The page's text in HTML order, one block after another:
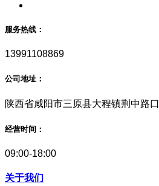
服务热线：
13991108869
公司地址：
陕西省咸阳市三原县大程镇荆中路口
经营时间：
09:00-18:00
关于我们